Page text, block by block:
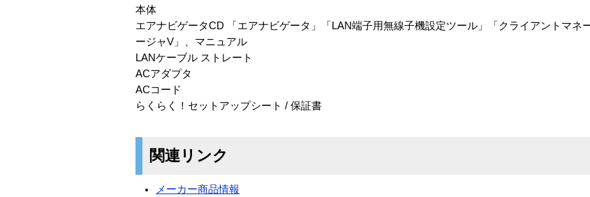
本体
エアナビゲータCD 「エアナビゲータ」「LAN端子用無線子機設定ツール」「クライアントマネ
ージャV」、マニュアル
LANケーブル ストレート
ACアダプタ
ACコード
らくらく！セットアップシート / 保証書
関連リンク
メーカー商品情報